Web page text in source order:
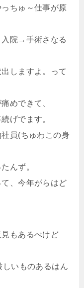
ちゅ～仕事が原
入院→手術さなる
しますよ。って
めできて、
げでます。
員(ちゅわこの身
んず。
、今年がらはど
もあるべけど
しいものあるはん